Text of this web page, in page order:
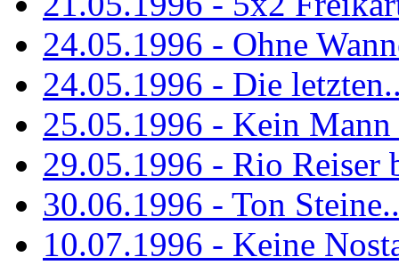
24.05.1996 - Ohne
24.05.1996 - Die
25.05.1996 - Kein
29.05.1996 - Rio Reiser
30.06.1996 - Ton
10.07.1996 - Keine